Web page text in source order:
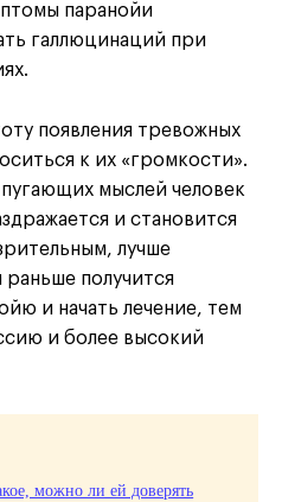
паранойи
галлюцинаций при
появления тревожных
к их «громкости».
пугающих мыслей человек
и становится
лучше
раньше получится
и начать лечение, тем
и более высокий
можно ли ей доверять